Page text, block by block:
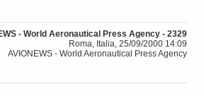
- World Aeronautical Press Agency - 2329
Roma, Italia, 25/09/2000 14:09
AVIONEWS - World Aeronautical Press Agency